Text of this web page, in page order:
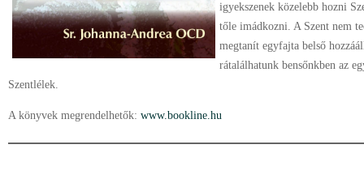
igyekszenek közelebb hozni
tőle imádkozni. A Szent nem
megtanít egyfajta belső
rátalálhatunk bensőnkben az
Szentlélek.
A könyvek megrendelhetők: www.bookline.hu